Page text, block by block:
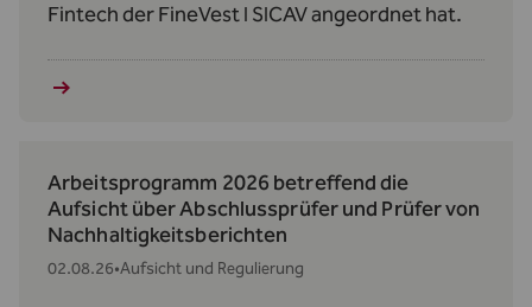
Fintech der FineVest I SICAV angeordnet hat.
Arbeitsprogramm 2026 betreffend die
Aufsicht über Abschlussprüfer und Prüfer von
Nachhaltigkeitsberichten
02.08.26•Aufsicht und Regulierung